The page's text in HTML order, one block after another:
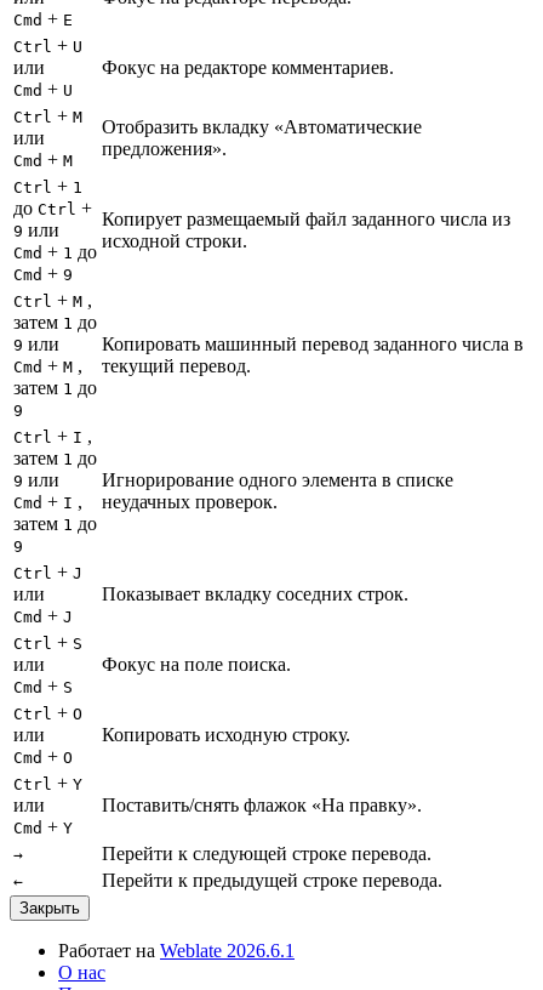
Cmd + E
Ctrl + U
или
Cmd + U
Фокус на редакторе комментариев.
Ctrl + M
или
Cmd + M
Отобразить вкладку «Автоматические
предложения».
Ctrl + 1
до Ctrl +
9 или
Cmd + 1 до
Cmd + 9
Копирует размещаемый файл заданного числа из
исходной строки.
Ctrl + M ,
затем 1 до
9 или
Cmd + M ,
затем 1 до
9
Копировать машинный перевод заданного числа в
текущий перевод.
Ctrl + I ,
затем 1 до
9 или
Cmd + I ,
затем 1 до
9
Игнорирование одного элемента в списке
неудачных проверок.
Ctrl + J
или
Cmd + J
Показывает вкладку соседних строк.
Ctrl + S
или
Cmd + S
Фокус на поле поиска.
Ctrl + O
или
Cmd + O
Копировать исходную строку.
Ctrl + Y
или
Cmd + Y
Поставить/снять флажок «На правку».
→ Перейти к следующей строке перевода.
← Перейти к предыдущей строке перевода.
Закрыть
Работает на Weblate 2026.6.1
О нас